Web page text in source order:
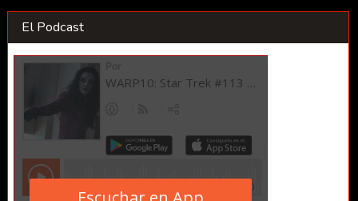
El Podcast